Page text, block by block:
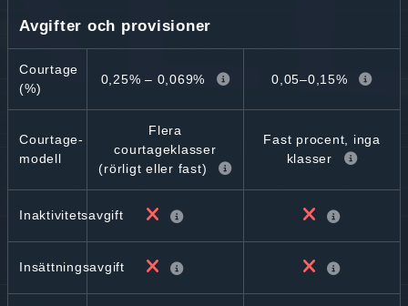
Avgifter och provisioner
Courtage
(%)
0,25% – 0,069% 0,05–0,15%
Courtage-
modell
Flera
courtageklasser
(rörligt eller fast)
Fast procent, inga
klasser
Inaktivitetsavgift
Insättningsavgift